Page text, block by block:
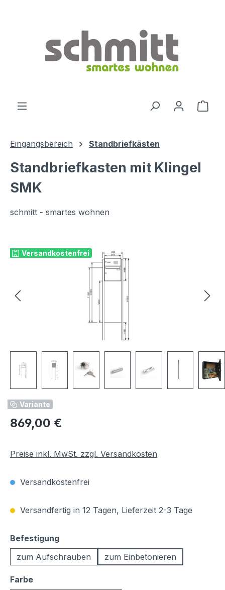
Eingangsbereich Standbriefkästen
Standbriefkasten mit Klingel
SMK
schmitt - smartes wohnen
Versandkostenfrei
Variante
Regulärer Preis:
869,00 €
Preise inkl. MwSt. zzgl. Versandkosten
Versandkostenfrei
Versandfertig in 12 Tagen, Lieferzeit 2-3 Tage
Befestigungauswählen
zum Aufschrauben
zum Einbetonieren
Farbeauswählen